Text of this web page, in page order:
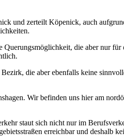
und zerteilt Köpenick, auch
die aber nur
die aber ebenfalls keine
Wir befinden uns hier am
staut sich nicht nur im
erreichbar und deshalb